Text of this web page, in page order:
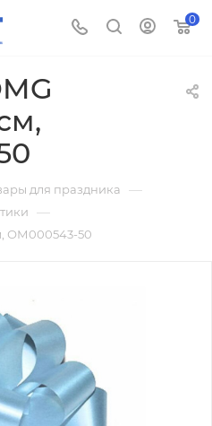
0
для праздника —
—
ОМ000543-50